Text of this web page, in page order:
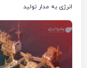
انرژی به مدار تولید